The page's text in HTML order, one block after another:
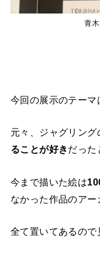
青
今回の展示のテーマ
元々、ジャグリング
ることが好きだった
今まで描いた絵は
なかった作品のアー
全て置いてあるので